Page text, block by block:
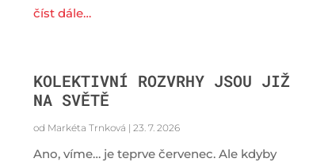
číst dále…
KOLEKTIVNÍ ROZVRHY JSOU JIŽ
NA SVĚTĚ
od Markéta Trnková | 23. 7. 2026
Ano, víme… je teprve červenec. Ale kdyby